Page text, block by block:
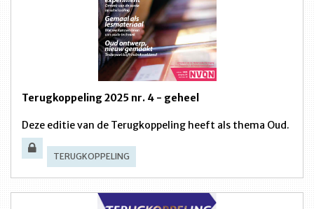
Terugkoppeling 2025 nr. 4 - geheel
Deze editie van de Terugkoppeling heeft als thema Oud.
TERUGKOPPELING